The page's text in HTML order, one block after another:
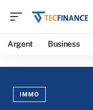
Argent Business
IMMO